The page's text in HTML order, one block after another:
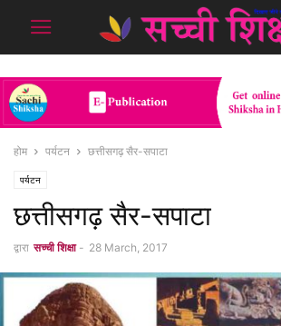
होम पर्यटन छत्तीसगढ़ सैर-सपाटा
पर्यटन
छत्तीसगढ़ सैर-सपाटा
द्वारा सच्ची शिक्षा - 28 March, 2017